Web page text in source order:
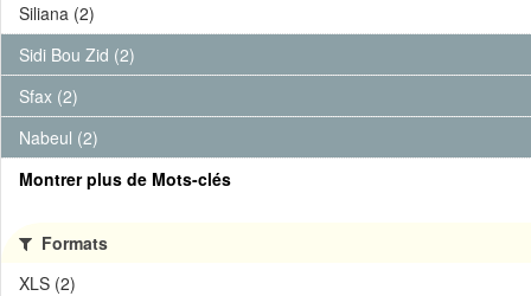
Siliana (2)
Sidi Bou Zid (2)
Sfax (2)
Nabeul (2)
Montrer plus de Mots-clés
Formats
XLS (2)